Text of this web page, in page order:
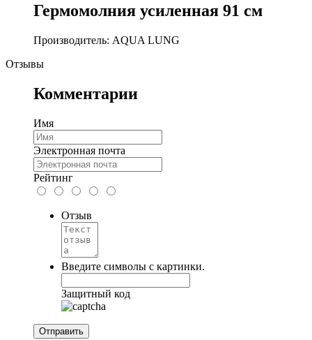
Гермомолния усиленная 91 см
Производитель: AQUA LUNG
Отзывы
Комментарии
Имя
Электронная почта
Рейтинг
Отзыв
Введите символы с картинки.
Защитный код